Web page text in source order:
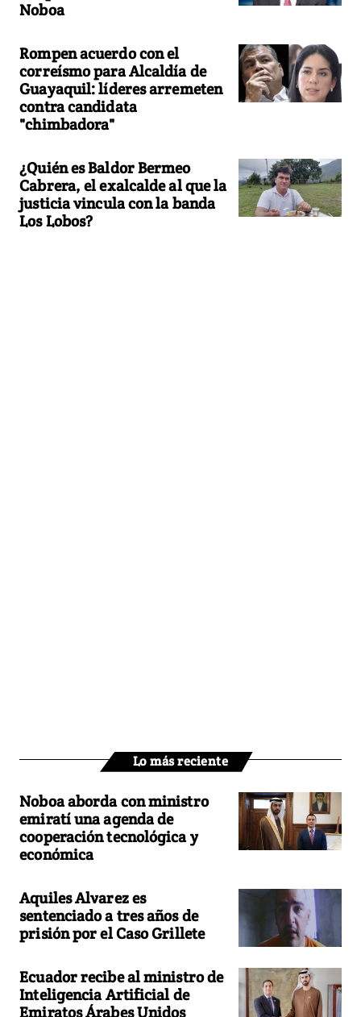
Noboa
Rompen acuerdo con el
correísmo para Alcaldía de
Guayaquil: líderes arremeten
contra candidata
"chimbadora"
¿Quién es Baldor Bermeo
Cabrera, el exalcalde al que la
justicia vincula con la banda
Los Lobos?
Lo más reciente
Noboa aborda con ministro
emiratí una agenda de
cooperación tecnológica y
económica
Aquiles Alvarez es
sentenciado a tres años de
prisión por el Caso Grillete
Ecuador recibe al ministro de
Inteligencia Artificial de
Emiratos Árabes Unidos